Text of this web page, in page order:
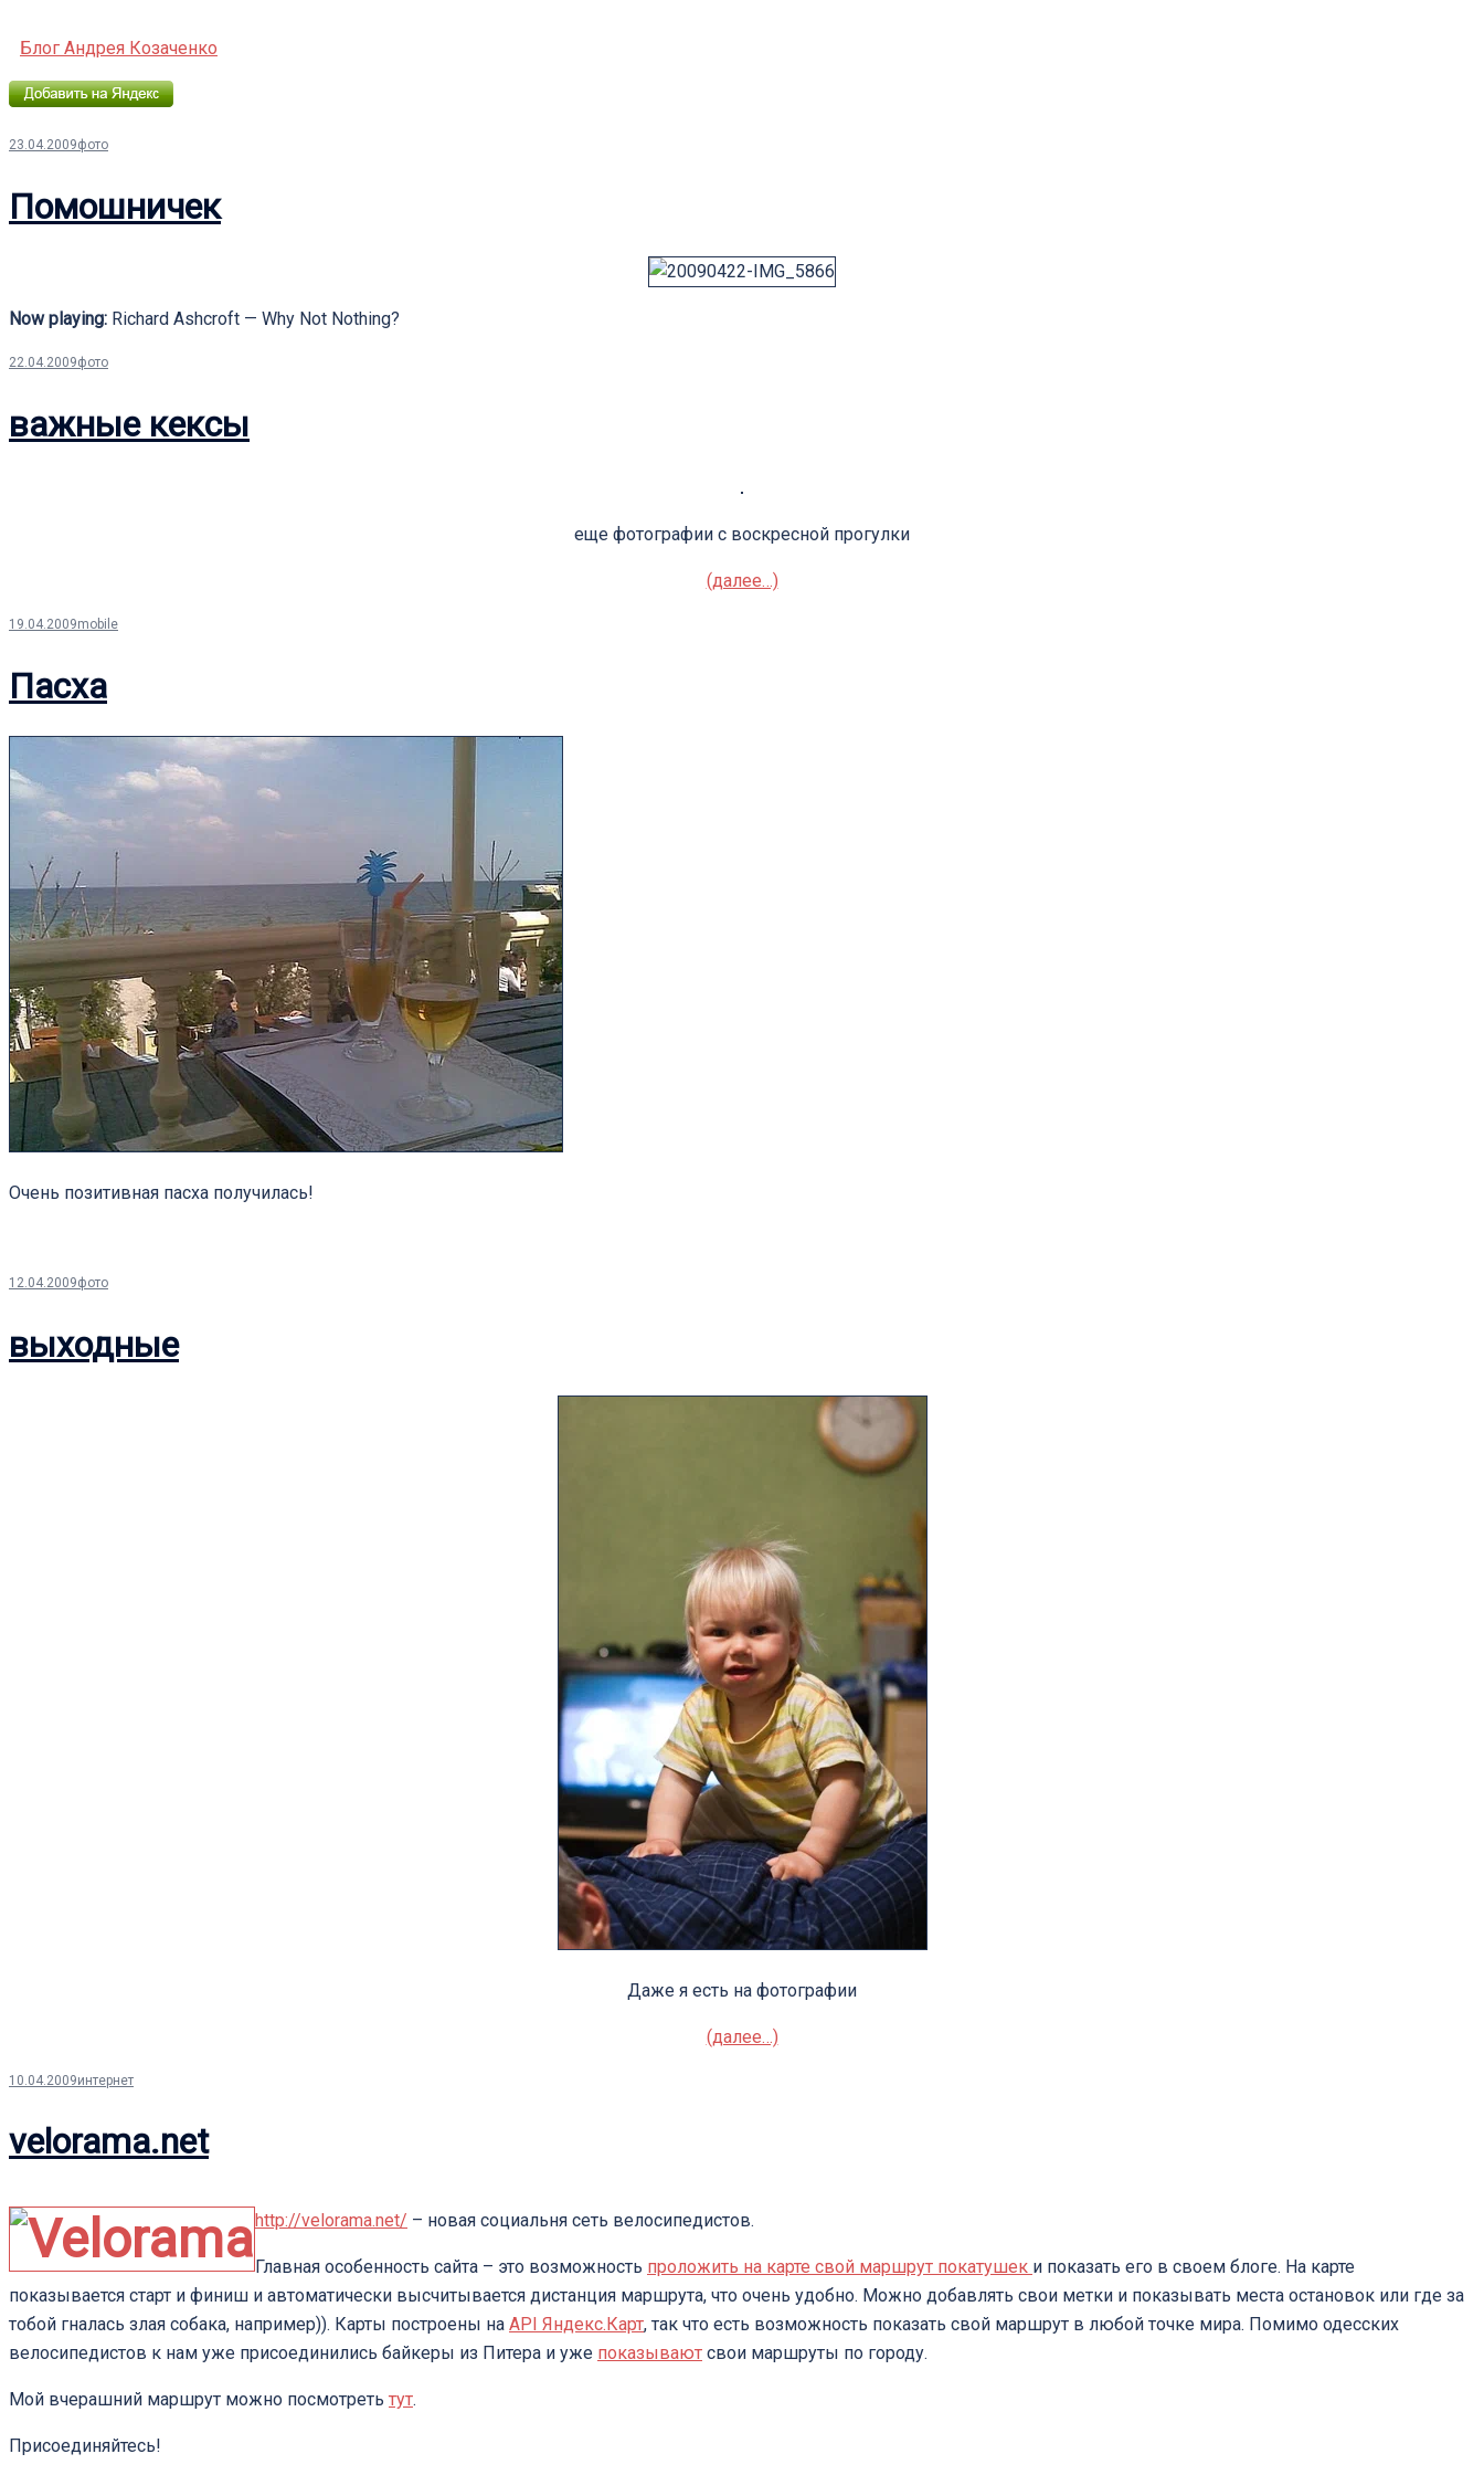
Блог Андрея Козаченко
23.04.2009фото
Помошничек
Now playing: Richard Ashcroft — Why Not Nothing?
22.04.2009фото
важные кексы
еще фотографии с воскресной прогулки
(далее…)
19.04.2009mobile
Пасха
Очень позитивная пасха получилась!
12.04.2009фото
выходные
Даже я есть на фотографии
(далее…)
10.04.2009интернет
velorama.net
http://velorama.net/ – новая социальня сеть велосипедистов.
Главная особенность сайта – это возможность проложить на карте свой маршрут покатушек и показать его в своем блоге. На карте
показывается старт и финиш и автоматически высчитывается дистанция маршрута, что очень удобно. Можно добавлять свои метки и показывать места остановок или где за
тобой гналась злая собака, например)). Карты построены на API Яндекс.Карт, так что есть возможность показать свой маршрут в любой точке мира. Помимо одесских
велосипедистов к нам уже присоединились байкеры из Питера и уже показывают свои маршруты по городу.
Мой вчерашний маршрут можно посмотреть тут.
Присоединяйтесь!